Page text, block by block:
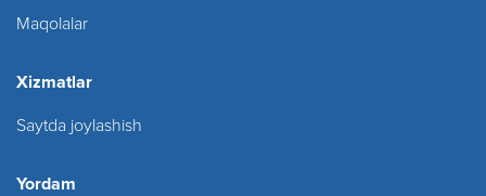
Maqolalar
Xizmatlar
Saytda joylashish
Yordam